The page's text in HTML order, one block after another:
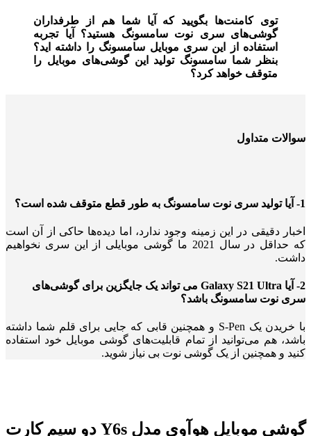
توی کامنت‌ها بگویید که آیا شما هم از طرفداران
گوشی‌های سری نوت سامسونگ هستید؟ آیا تجربه
استفاده از این سری موبایل سامسونگ را داشته اید؟
بنظر شما سامسونگ تولید این گوشی‌های موبایل را
متوقف خواهد کرد؟
سوالات متداول
1- آیا تولید سری نوت سامسونگ به طور قطع متوقف شده است؟
اخبار دقیقی در این زمینه وجود ندارد، اما دیده‌ها حاکی از آن است
که حداقل در سال 2021 ما گوشی موبایلی از این سری نخواهیم
داشت.
2- آیا Galaxy S21 Ultra می تواند یک جایگزین برای گوشی‌های
سری نوت سامسونگ باشد؟
با خریدن یک S-Pen و همچنین قابی که جایی برای قلم شما داشته
باشد، هم می‌توانید از تمام قابلیت‌های گوشی موبایل خود استفاده
کنید و همچنین از یک گوشی نوت بی نیاز شوید.
گوشی موبایل هوآوی مدل Y6s دو سیم کارت